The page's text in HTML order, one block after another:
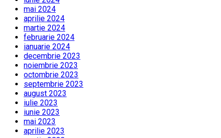
mai 2024
aprilie 2024
martie 2024
februarie 2024
ianuarie 2024
decembrie 2023
noiembrie 2023
octombrie 2023
septembrie 2023
august 2023
iulie 2023
iunie 2023
mai 2023
aprilie 2023